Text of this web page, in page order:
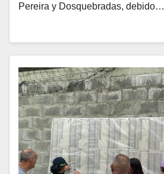
Pereira y Dosquebradas, debido…